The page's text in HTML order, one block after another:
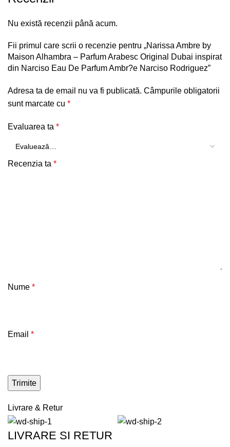
Nu există recenzii până acum.
Fii primul care scrii o recenzie pentru „Narissa Ambre by
Maison Alhambra – Parfum Arabesc Original Dubai inspirat
din Narciso Eau De Parfum Ambr?e Narciso Rodriguez”
Adresa ta de email nu va fi publicată. Câmpurile obligatorii
sunt marcate cu *
Evaluarea ta *
Recenzia ta *
Nume *
Email *
Livrare & Retur
LIVRARE SI RETUR